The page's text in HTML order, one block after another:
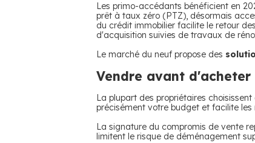
Les primo-accédants bénéficient en
prêt à taux zéro (PTZ), désormais
du crédit immobilier facilite le retour
d'acquisition suivies de travaux de
Le marché du neuf propose des
Vendre avant
La plupart des propriétaires choisissent
précisément votre budget et facilite
La signature du compromis de vente
limitent le risque de déménagement